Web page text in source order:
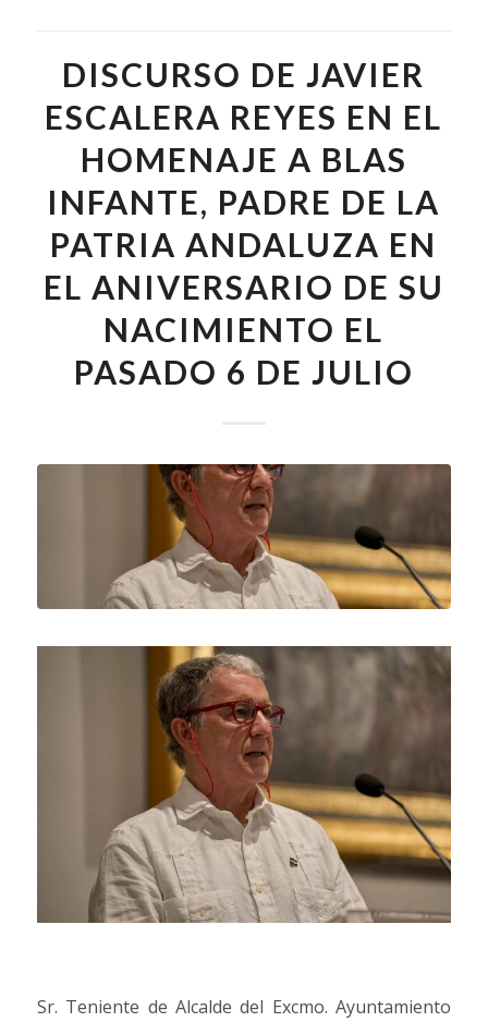
DISCURSO DE JAVIER
ESCALERA REYES EN EL
HOMENAJE A BLAS
INFANTE, PADRE DE LA
PATRIA ANDALUZA EN
EL ANIVERSARIO DE SU
NACIMIENTO EL
PASADO 6 DE JULIO
Sr. Teniente de Alcalde del Excmo. Ayuntamiento